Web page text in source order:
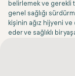
belirlemek ve gerekli
genel sağlığı
kişinin ağız hijyeni ve
eder ve sağlıklı bir